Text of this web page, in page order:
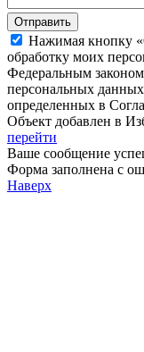
Отправить
Нажимая кнопку
обработку моих
Федеральным
персональных
определенных в
Объект добавлен в
перейти
Ваше сообщение
Форма заполнена с
Наверх